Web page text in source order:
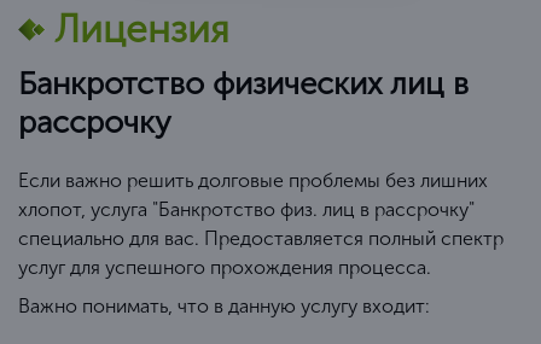
Лицензия
Банкротство физических лиц в
рассрочку
Если важно решить долговые проблемы без лишних
хлопот, услуга "Банкротство физ. лиц в рассрочку"
специально для вас. Предоставляется полный спектр
услуг для успешного прохождения процесса.
Важно понимать, что в данную услугу входит: